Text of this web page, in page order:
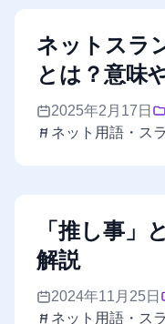
ネットスラ
とは？意味
2025年2月17日
ネット用語・ス
「推し事」
解説
2024年11月25日
ネット用語・ス